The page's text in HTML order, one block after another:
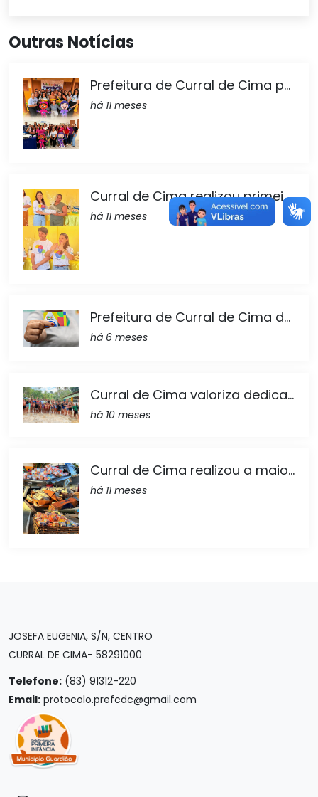
Outras Notícias
Prefeitura de Curral de Cima p...
há 11 meses
Curral de Cima realizou primei...
há 11 meses
Prefeitura de Curral de Cima d...
há 6 meses
Curral de Cima valoriza dedica...
há 10 meses
Curral de Cima realizou a maio...
há 11 meses
JOSEFA EUGENIA, S/N, CENTRO
CURRAL DE CIMA- 58291000
Telefone: (83) 91312-220
Email: protocolo.prefcdc@gmail.com